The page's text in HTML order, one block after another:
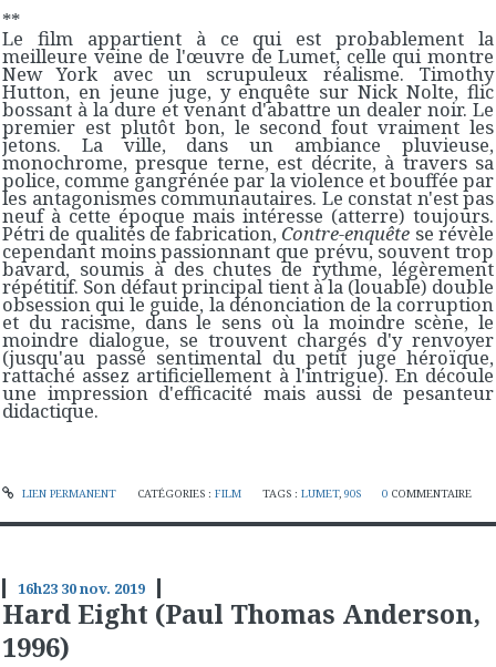
**
Le film appartient à ce qui est probablement la
meilleure veine de l'œuvre de Lumet, celle qui montre
New York avec un scrupuleux réalisme. Timothy
Hutton, en jeune juge, y enquête sur Nick Nolte, flic
bossant à la dure et venant d'abattre un dealer noir. Le
premier est plutôt bon, le second fout vraiment les
jetons. La ville, dans un ambiance pluvieuse,
monochrome, presque terne, est décrite, à travers sa
police, comme gangrénée par la violence et bouffée par
les antagonismes communautaires. Le constat n'est pas
neuf à cette époque mais intéresse (atterre) toujours.
Pétri de qualités de fabrication, Contre-enquête se révèle
cependant moins passionnant que prévu, souvent trop
bavard, soumis à des chutes de rythme, légèrement
répétitif. Son défaut principal tient à la (louable) double
obsession qui le guide, la dénonciation de la corruption
et du racisme, dans le sens où la moindre scène, le
moindre dialogue, se trouvent chargés d'y renvoyer
(jusqu'au passé sentimental du petit juge héroïque,
rattaché assez artificiellement à l'intrigue). En découle
une impression d'efficacité mais aussi de pesanteur
didactique.
LIEN PERMANENT CATÉGORIES : FILM TAGS :LUMET,90S 0 COMMENTAIRE
16h23 30nov. 2019
Hard Eight (Paul Thomas Anderson,
1996)